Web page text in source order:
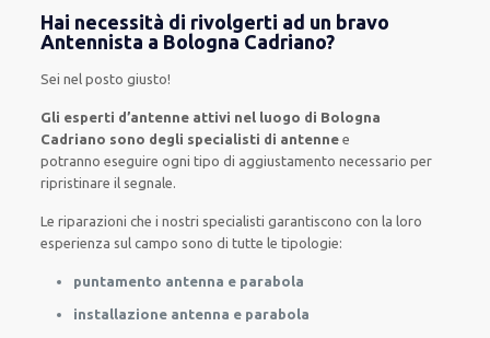
Hai necessità di rivolgerti ad un bravo
Antennista a Bologna Cadriano?
Sei nel posto giusto!
Gli esperti d’antenne attivi nel luogo di Bologna
Cadriano sono degli specialisti di antenne e
potrannoeseguire ogni tipo di aggiustamento necessario per
ripristinare il segnale.
Le riparazioni che i nostri specialisti garantiscono con la loro
esperienza sul campo sono di tutte le tipologie:
puntamento antenna e parabola
installazione antenna e parabola